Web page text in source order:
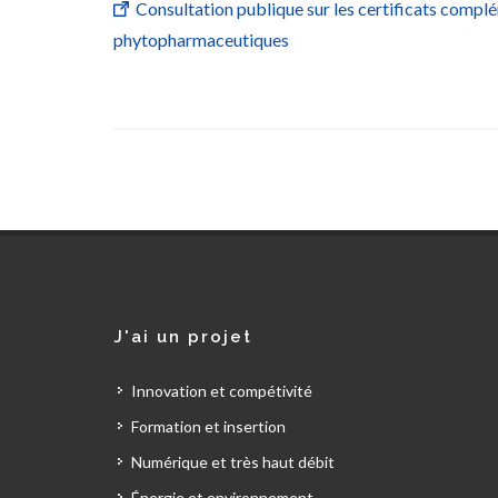
Consultation publique sur les certificats
phytopharmaceutiques
J'ai un projet
Innovation et compétivité
Formation et insertion
Numérique et très haut débit